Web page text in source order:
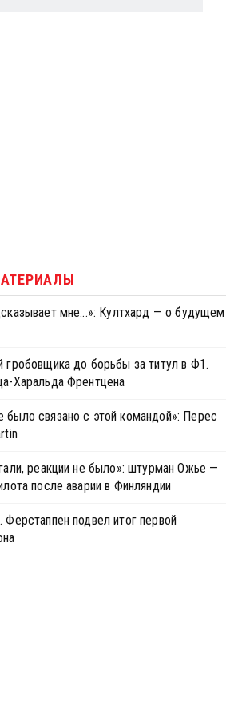
мне...»: Култхард — о будущем
гробовщика до борьбы за титул в Ф1.
Харальда Френтцена
связано с этой командой»: Перес
реакции не было»: штурман Ожье —
после аварии в Финляндии
подвел итог первой